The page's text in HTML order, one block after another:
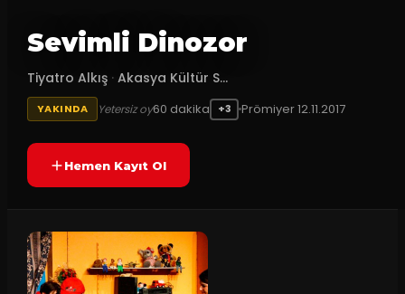
Sevimli Dinozor
Tiyatro Alkış · Akasya Kültür S...
YAKINDA Yetersiz oy60 dakika +3 Prömiyer12.11.2017
Hemen Kayıt Ol